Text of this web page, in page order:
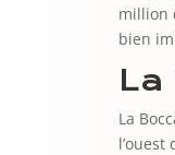
million
bien
La
La
l’ouest